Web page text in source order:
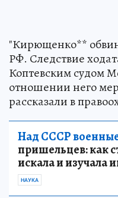
"Кирющенко**
РФ. Следствие
Коптевским судом
отношении него
рассказали в
Над СССР
пришельцев: как
искала и изучала
НАУКА